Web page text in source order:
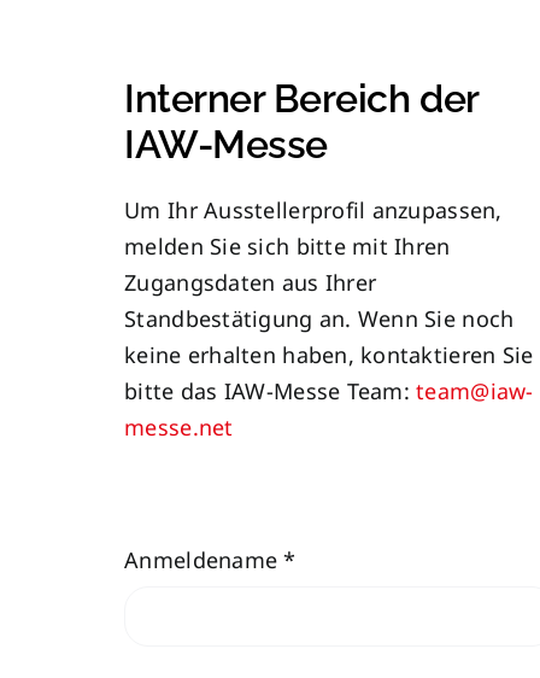
Interner Bereich der
IAW-Messe
Um Ihr Ausstellerprofil anzupassen,
melden Sie sich bitte mit Ihren
Zugangsdaten aus Ihrer
Standbestätigung an. Wenn Sie noch
keine erhalten haben, kontaktieren Sie
bitte das IAW-Messe Team:team@iaw-
messe.net
Anmeldename *